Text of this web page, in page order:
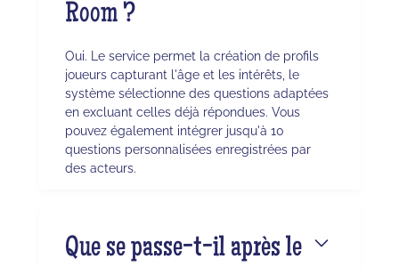
Room ?
Oui. Le service permet la création de profils
joueurs capturant l'âge et les intérêts, le
système sélectionne des questions adaptées
en excluant celles déjà répondues. Vous
pouvez également intégrer jusqu'à 10
questions personnalisées enregistrées par
des acteurs.
Que se passe-t-il après le